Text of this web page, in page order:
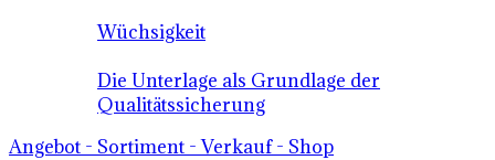
Wüchsigkeit
Die Unterlage als Grundlage der
Qualitätssicherung
Angebot - Sortiment - Verkauf - Shop